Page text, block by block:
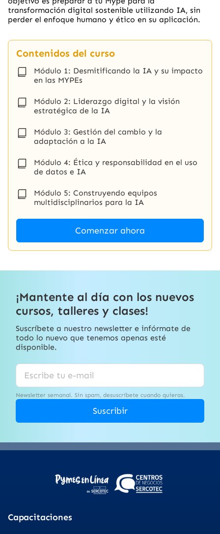
transformación digital sostenible utilizando IA, sin
perder el enfoque humano y ético en su aplicación.
Contenidos del curso
Módulo 1: Desmitificando la IA y su impacto
en las MYPEs
Módulo 2: Liderazgo digital y la visión
estratégica de la IA
Módulo 3: Gestión del cambio y la
adaptación a la IA
Módulo 4: Ética y responsabilidad en el uso
de datos e IA
Módulo 5: Construyendo equipos
multidisciplinarios para la IA
Comenzar ahora
¡Mantente al día con los nuevos
cursos, talleres y clases!
Suscríbete a nuestro newsletter e infórmate de
todo lo nuevo que tenemos apenas esté
disponible.
Newsletter semanal. Sin spam, desuscríbete cuando quieras.
Suscribir
Capacitaciones